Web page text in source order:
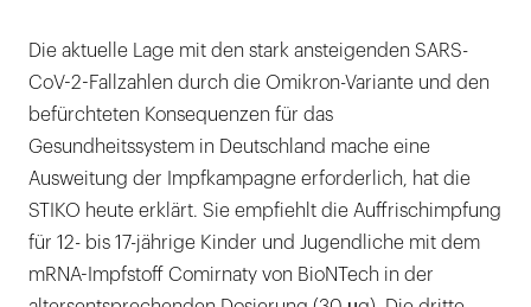
Die aktuelle Lage mit den stark ansteigenden SARS-
CoV-2-Fallzahlen durch die Omikron-Variante und den
befürchteten Konsequenzen für das
Gesundheitssystem in Deutschland mache eine
Ausweitung der Impfkampagne erforderlich, hat die
STIKO heute erklärt. Sie empfiehlt die Auffrischimpfung
für 12- bis 17-jährige Kinder und Jugendliche mit dem
mRNA-Impfstoff Comirnaty von BioNTech in der